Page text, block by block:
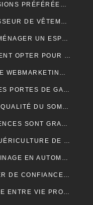
COMMENT REGARDER VOS ÉMISSIONS PRÉFÉRÉES PARTOUT EN FRANCE ?
TROUVER UN MEILLEUR FOURNISSEUR DE VÊTEMENTS TENDANCES POUR VOTRE BOUTIQUE
CUISINE OUVERTE : COMMENT AMÉNAGER UN ESPACE CONVIVIAL ET FONCTIONNEL ?
LIVRAISON ÉCOLOGIQUE : COMMENT OPTER POUR DES SOLUTIONS DE LIVRAISON DURABLES POUR VOS ACHATS EN LIGNE
CHOISIR UNE MEILLEURE AGENCE WEBMARKETING À TOULOUSE : 4 CRITÈRES À CONSIDÉRER
PERFORMANCE ÉNERGÉTIQUE DES PORTES DE GARAGE ENROULABLES : ALUMINIUM, PVC OU ACIER ?
L’IMPACT DE L’OREILLER SUR LA QUALITÉ DU SOMMEIL : CE QUE VOUS DEVEZ SAVOIR POUR OPTIMISER VOTRE REPOS
TEMPÊTE BORIS : LES CONSÉQUENCES SONT GRAVES DANS CERTAINS PAYS EUROPÉENS
L’ESSENTIEL À SAVOIR SUR LA PUÉRICULTURE DE L’ENFANT
GUIDE POUR RÉUSSIR SON JARDINAGE EN AUTOMNE
COMMENT TROUVER UN PLOMBIER DE CONFIANCE À BORDEAUX ?
FEMME ET QUOTIDIEN : ÉQUILIBRE ENTRE VIE PROFESSIONNELLE ET PERSONNELLE